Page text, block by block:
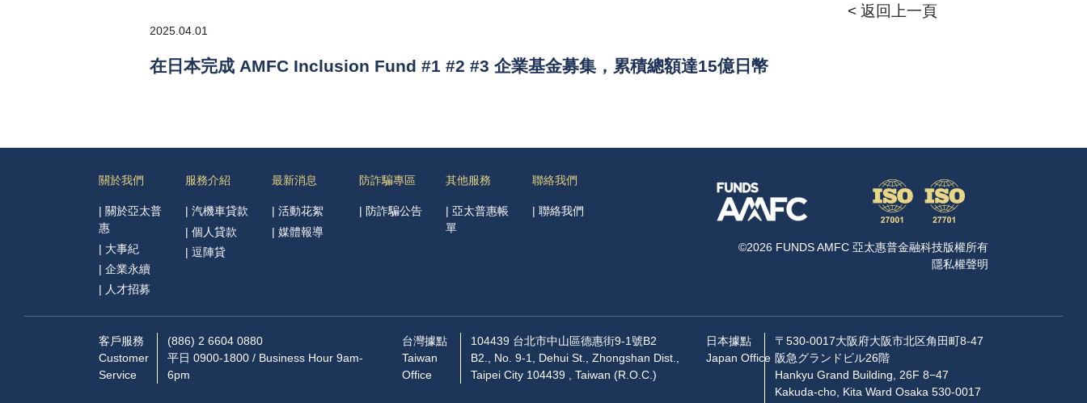
< 返回上一頁
2025.04.01
在日本完成 AMFC Inclusion Fund #1 #2 #3 企業基金募集，累積總額達15億日幣
關於我們
| 關於亞太普
惠
| 大事紀
| 企業永續
| 人才招募
服務介紹
|汽機車貸款
|個人貸款
|逗陣貸
最新消息
|活動花絮
|媒體報導
防詐騙專區
| 防詐騙公告
其他服務
| 亞太普惠帳
單
聯絡我們
|聯絡我們
©2026 FUNDS AMFC 亞太惠普金融科技版權所有
隱私權聲明
客戶服務
Customer
Service
(886) 2 6604 0880
平日 0900-1800 / Business Hour 9am-
6pm
台灣據點
Taiwan
Office
104439 台北市中山區德惠街9-1號B2
B2., No. 9-1, Dehui St., Zhongshan Dist.,
Taipei City 104439 , Taiwan (R.O.C.)
日本據點
Japan Office
〒530-0017大阪府大阪市北区角田町8-47
阪急グランドビル26階
Hankyu Grand Building, 26F 8−47
Kakuda-cho, Kita Ward Osaka 530-0017